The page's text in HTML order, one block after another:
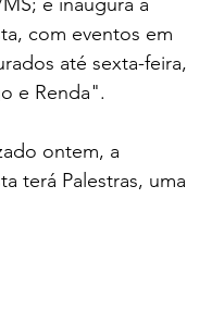
com eventos em
até sexta-feira,
e Renda".
ontem, a
terá Palestras, uma